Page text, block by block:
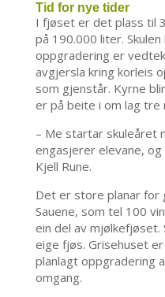
Tid for nye tider
I fjøset er det plass til
på 190.000 liter.
oppgradering er
avgjersla kring korleis
som gjenstår. Kyrne
er på beite i om lag tre
– Me startar skuleåret
engasjerer elevane,
Kjell Rune.
Det er store planar for
Sauene, som tel 100
ein del av
eige fjøs. Grisehuset
planlagt oppgradering
omgang.